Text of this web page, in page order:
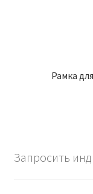
Рамка
Запросить